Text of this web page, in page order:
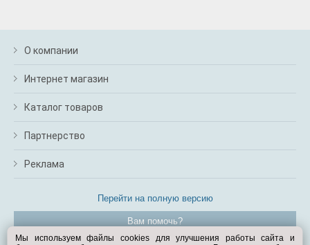
О компании
Интернет магазин
Каталог товаров
Партнерство
Реклама
Перейти на полную версию
Вам помочь?
Мы используем файлы cookies для улучшения работы сайта и